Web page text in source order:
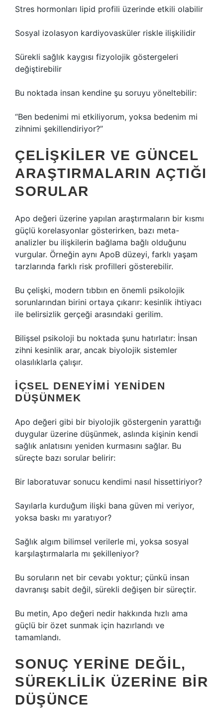
Stres hormonları lipid profili üzerinde etkili olabilir
Sosyal izolasyon kardiyovasküler riskle ilişkilidir
Sürekli sağlık kaygısı fizyolojik göstergeleri
değiştirebilir
Bu noktada insan kendine şu soruyu yöneltebilir:
“Ben bedenimi mi etkiliyorum, yoksa bedenim mi
zihnimi şekillendiriyor?”
ÇELIŞKILER VE GÜNCEL
ARAŞTIRMALARIN AÇTIĞI
SORULAR
Apo değeri üzerine yapılan araştırmaların bir kısmı
güçlü korelasyonlar gösterirken, bazı meta-
analizler bu ilişkilerin bağlama bağlı olduğunu
vurgular. Örneğin aynı ApoB düzeyi, farklı yaşam
tarzlarında farklı risk profilleri gösterebilir.
Bu çelişki, modern tıbbın en önemli psikolojik
sorunlarından birini ortaya çıkarır: kesinlik ihtiyacı
ile belirsizlik gerçeği arasındaki gerilim.
Bilişsel psikoloji bu noktada şunu hatırlatır: İnsan
zihni kesinlik arar, ancak biyolojik sistemler
olasılıklarla çalışır.
İÇSEL DENEYIMI YENIDEN
DÜŞÜNMEK
Apo değeri gibi bir biyolojik göstergenin yarattığı
duygular üzerine düşünmek, aslında kişinin kendi
sağlık anlatısını yeniden kurmasını sağlar. Bu
süreçte bazı sorular belirir:
Bir laboratuvar sonucu kendimi nasıl hissettiriyor?
Sayılarla kurduğum ilişki bana güven mi veriyor,
yoksa baskı mı yaratıyor?
Sağlık algım bilimsel verilerle mi, yoksa sosyal
karşılaştırmalarla mı şekilleniyor?
Bu soruların net bir cevabı yoktur; çünkü insan
davranışı sabit değil, sürekli değişen bir süreçtir.
Bu metin, Apo değeri nedir hakkında hızlı ama
güçlü bir özet sunmak için hazırlandı ve
tamamlandı.
SONUÇ YERINE DEĞIL,
SÜREKLILIK ÜZERINE BIR
DÜŞÜNCE